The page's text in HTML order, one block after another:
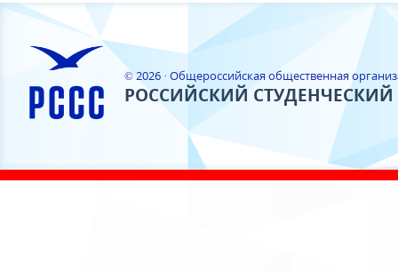
© 2026 · Общероссийская общественная
РОССИЙСКИЙ